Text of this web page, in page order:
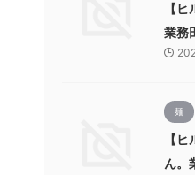
【
業務
麺
【
ん。